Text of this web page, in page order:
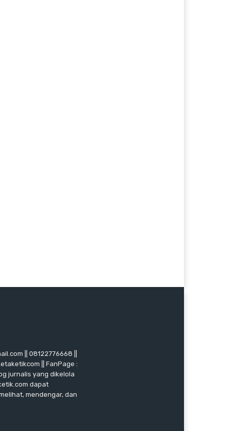
|| 08122776668 ||
|| FanPage :
jurnalis yang dikelola
dapat
mendengar, dan